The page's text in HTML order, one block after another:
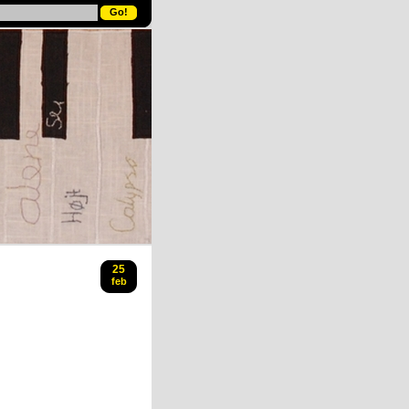
25
feb